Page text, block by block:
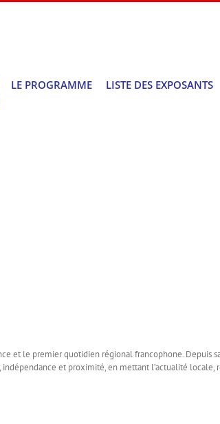
LE PROGRAMME LISTE DES EXPOSANTS
et le premier quotidien régional francophone. Depuis
et proximité, en mettant l’actualité locale,